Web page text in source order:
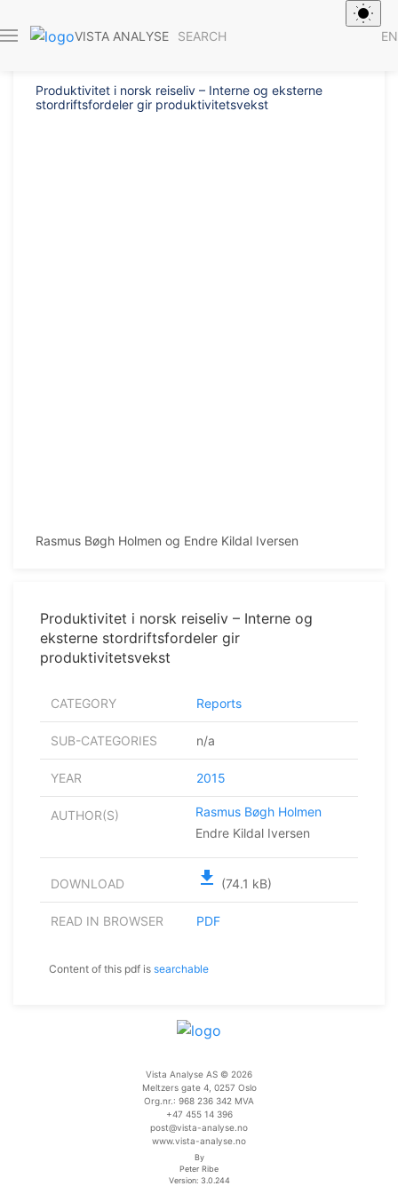
VISTA ANALYSE SEARCH EN
Produktivitet i norsk reiseliv – Interne og eksterne
stordriftsfordeler gir produktivitetsvekst
Rasmus Bøgh Holmen og Endre Kildal Iversen
Produktivitet i norsk reiseliv – Interne og
eksterne stordriftsfordeler gir
produktivitetsvekst
CATEGORY Reports
SUB-CATEGORIES n/a
YEAR 2015
AUTHOR(S)
Rasmus Bøgh Holmen
Endre Kildal Iversen
DOWNLOAD file_download (74.1 kB)
READ IN BROWSER PDF
Content of this pdf is searchable
Vista Analyse AS © 2026
Meltzers gate 4, 0257 Oslo
Org.nr.: 968 236 342 MVA
+47 455 14 396
post@vista-analyse.no
www.vista-analyse.no
By
Peter Ribe
Version: 3.0.244